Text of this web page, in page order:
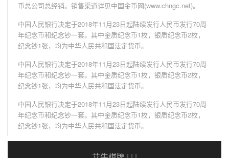
币总公司总经销。销售渠道详见中国金币网(www.chngc.net)。
中国人民银行决定于2018年11月23日起陆续发行人民币发行70周
年纪念币和纪念钞一套。其中金质纪念币1枚，银质纪念币2枚，
纪念钞1张，均为中华人民共和国法定货币。
中国人民银行决定于2018年11月23日起陆续发行人民币发行70周
年纪念币和纪念钞一套。其中金质纪念币1枚，银质纪念币2枚，
纪念钞1张，均为中华人民共和国法定货币。
中国人民银行决定于2018年11月23日起陆续发行人民币发行70周
年纪念币和纪念钞一套。其中金质纪念币1枚，银质纪念币2枚，
纪念钞1张，均为中华人民共和国法定货币。